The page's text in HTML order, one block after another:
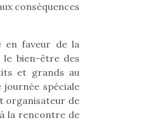
conséquences
en faveur de la
bien-être des
et grands au
spéciale
organisateur de
la rencontre de